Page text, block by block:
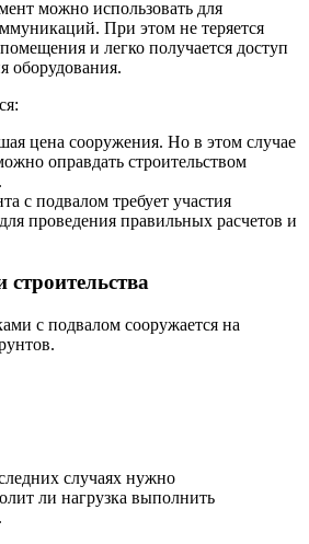
можно использовать для
При этом не теряется
и легко получается доступ
оборудования.
цена сооружения. Но в этом случае
оправдать строительством
с подвалом требует участия
проведения правильных расчетов и
строительства
с подвалом сооружается на
случаях нужно
ли нагрузка выполнить